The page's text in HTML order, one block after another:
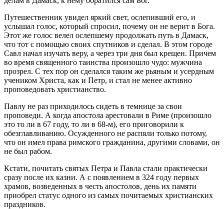
Путешественник увидел яркий свет, ослепивший его, и
услышал голос, который спросил, почему он не верит в Бога.
Этот же голос велел ослепшему продолжать путь в Дамаск,
что тот с помощью своих спутников и сделал. В этом городе
Савл начал изучать веру, а через три дня был крещен. Причем
во время священного таинства произошло чудо: мужчина
прозрел. С тех пор он сделался таким же рьяным и усердным
учеником Христа, как и Петр, и стал не менее активно
проповедовать христианство.
Павлу не раз приходилось сидеть в темнице за свои
проповеди. А когда апостола арестовали в Риме (произошло
это то ли в 67 году, то ли в 68-м), его приговорили к
обезглавливанию. Осужденного не распяли только потому,
что он имел права римского гражданина, другими словами, он
не был рабом.
Кстати, почитать святых Петра и Павла стали практически
сразу после их казни. А с появлением в 324 году первых
храмов, возведенных в честь апостолов, день их памяти
приобрел статус одного из самых почитаемых христианских
праздников.